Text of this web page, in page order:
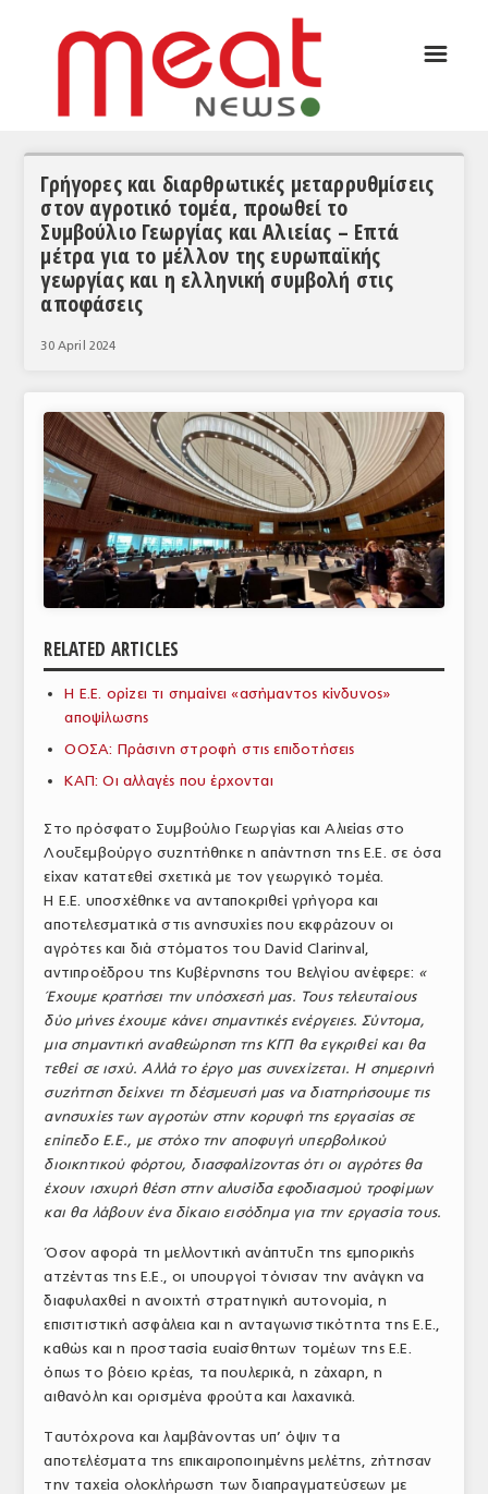
ΣΥΝΕΝΤΕΥΞΕΙΣ
ΘΕΜΑΤΑ
ΑΝΑΛΥΣΕΙΣ
ΚΟΣΜΟΣ
ΕΥΡΩΠΑΪΚΕΣ ΑΠΟΦΑΣΕΙΣ
ΘΕΜΑΤΑ
ΑΝΑΛΥΣΕΙΣ
ΕΜΠΟΡΙΚΟΣ ΚΑΤΑΛΟΓΟΣ
ΠΑΡΑΓΩΓΗ & ΕΜΠΟΡΙΑ
ΣΦΑΓΕΙΑ
ΠΡΩΤΕΣ ΥΛΕΣ
ΥΠΗΡΕΣΙΕΣ
ΕΜΠΟΡΙΚΟΙ ΑΝΤΙΠΡΟΣΩΠΟΙ
ΝΟΜΟΘΕΣΙΑ
ΕΥΡΩΠΑΪΚΗ ΝΟΜΟΘΕΣΙΑ
ΤΟ ΠΕΡΙΟΔΙΚΟ
Profile
ΑΡΧΕΙΟ ΤΕΥΧΩΝ
☰
Γρήγορες και διαρθρωτικές μεταρρυθμίσεις
στον αγροτικό τομέα, προωθεί το
Συμβούλιο Γεωργίας και Αλιείας – Επτά
μέτρα για το μέλλον της ευρωπαϊκής
γεωργίας και η ελληνική συμβολή στις
αποφάσεις
30 April 2024
RELATED ARTICLES
Η Ε.Ε. ορίζει τι σημαίνει «ασήμαντος κίνδυνος»
αποψίλωσης
ΟΟΣΑ: Πράσινη στροφή στις επιδοτήσεις
ΚΑΠ: Οι αλλαγές που έρχονται
Στο πρόσφατο Συμβούλιο Γεωργίας και Αλιείας στο
Λουξεμβούργο συζητήθηκε η απάντηση της Ε.Ε. σε όσα
είχαν κατατεθεί σχετικά με τον γεωργικό τομέα.
Η Ε.Ε. υποσχέθηκε να ανταποκριθεί γρήγορα και
αποτελεσματικά στις ανησυχίες που εκφράζουν οι
αγρότες και διά στόματος του David Clarinval,
αντιπροέδρου της Κυβέρνησης του Βελγίου ανέφερε: «
Έχουμε κρατήσει την υπόσχεσή μας. Τους τελευταίους
δύο μήνες έχουμε κάνει σημαντικές ενέργειες. Σύντομα,
μια σημαντική αναθεώρηση της ΚΓΠ θα εγκριθεί και θα
τεθεί σε ισχύ. Αλλά το έργο μας συνεχίζεται. Η σημερινή
συζήτηση δείχνει τη δέσμευσή μας να διατηρήσουμε τις
ανησυχίες των αγροτών στην κορυφή της εργασίας σε
επίπεδο Ε.Ε., με στόχο την αποφυγή υπερβολικού
διοικητικού φόρτου, διασφαλίζοντας ότι οι αγρότες θα
έχουν ισχυρή θέση στην αλυσίδα εφοδιασμού τροφίμων
και θα λάβουν ένα δίκαιο εισόδημα για την εργασία τους.
Όσον αφορά τη μελλοντική ανάπτυξη της εμπορικής
ατζέντας της Ε.Ε., οι υπουργοί τόνισαν την ανάγκη να
διαφυλαχθεί η ανοιχτή στρατηγική αυτονομία, η
επισιτιστική ασφάλεια και η ανταγωνιστικότητα της Ε.Ε.,
καθώς και η προστασία ευαίσθητων τομέων της Ε.Ε.
όπως το βόειο κρέας, τα πουλερικά, η ζάχαρη, η
αιθανόλη και ορισμένα φρούτα και λαχανικά.
Ταυτόχρονα και λαμβάνοντας υπ’ όψιν τα
αποτελέσματα της επικαιροποιημένης μελέτης, ζήτησαν
την ταχεία ολοκλήρωση των διαπραγματεύσεων με